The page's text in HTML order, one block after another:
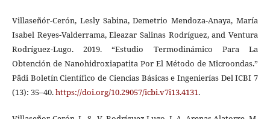
Villaseñór-Cerón, Lesly Sabina, Demetrio Mendoza-Anaya, María
Isabel Reyes-Valderrama, Eleazar Salinas Rodríguez, and Ventura
Rodríguez-Lugo. 2019. “Estudio Termodinámico Para La
Obtención de Nanohidroxiapatita Por El Método de Microondas.”
Pädi Boletín Científico de Ciencias Básicas e Ingenierías Del ICBI 7
(13): 35–40.https://doi.org/10.29057/icbi.v7i13.4131.